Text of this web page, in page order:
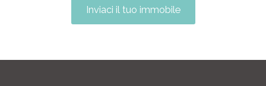
Inviaci il tuo immobile